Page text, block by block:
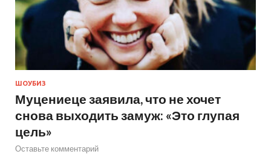
ШОУБИЗ
Муцениеце заявила, что не хочет
снова выходить замуж: «Это глупая
цель»
Оставьте комментарий